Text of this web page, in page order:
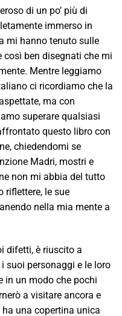
di un po’ più di
immerso in
mi hanno tenuto sulle
così ben disegnati che mi
Mentre leggiamo
ci ricordiamo che la
ma con
superare qualsiasi
questo libro con
chiedendomi se
Madri, mostri e
non mi abbia del tutto
riflettere, le sue
nella mia mente a
difetti, è riuscito a
suoi personaggi e le loro
in un modo che pochi
a visitare ancora e
una copertina unica